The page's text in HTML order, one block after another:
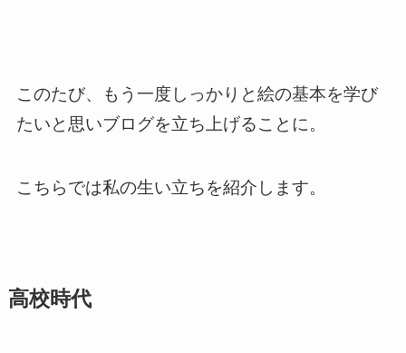
このたび、もう一度しっかりと絵の基本を学び
たいと思いブログを立ち上げることに。
こちらでは私の生い立ちを紹介します。
高校時代